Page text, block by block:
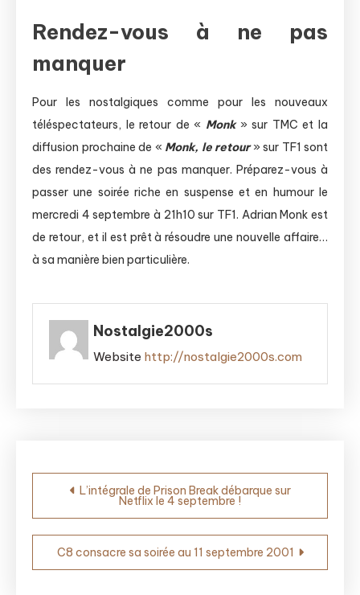
Rendez-vous à ne pas
manquer
Pour les nostalgiques comme pour les nouveaux
téléspectateurs, le retour de « Monk» sur TMC et la
diffusion prochaine de « Monk, le retour» sur TF1 sont
des rendez-vous à ne pas manquer. Préparez-vous à
passer une soirée riche en suspense et en humour le
mercredi 4 septembre à 21h10 sur TF1. Adrian Monk est
de retour, et il est prêt à résoudre une nouvelle affaire…
à sa manière bien particulière.
Nostalgie2000s
Website http://nostalgie2000s.com
Navigation
de
l’article
L’intégrale de Prison Break débarque sur
Netflix le 4 septembre !
C8 consacre sa soirée au 11 septembre 2001